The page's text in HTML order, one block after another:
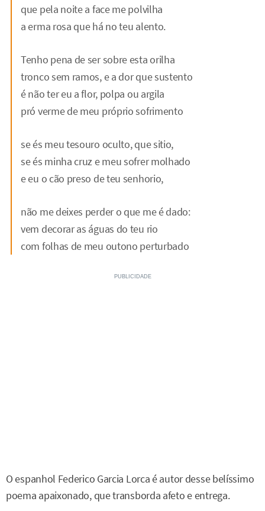
que pela noite a face me polvilha
a erma rosa que há no teu alento.
Tenho pena de ser sobre esta orilha
tronco sem ramos, e a dor que sustento
é não ter eu a flor, polpa ou argila
pró verme de meu próprio sofrimento
se és meu tesouro oculto, que sitio,
se és minha cruz e meu sofrer molhado
e eu o cão preso de teu senhorio,
não me deixes perder o que me é dado:
vem decorar as águas do teu rio
com folhas de meu outono perturbado
O espanhol Federico Garcia Lorca é autor desse belíssimo
poema apaixonado, que transborda afeto e entrega.